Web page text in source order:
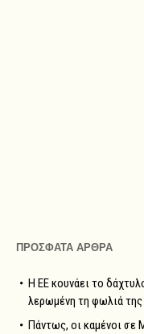
ΠΡΟΣΦΑΤΑ ΑΡΘΡΑ
Η ΕΕ κουνάει το
λερωμένη τη φωλιά της
Πάντως, οι καμένοι σε